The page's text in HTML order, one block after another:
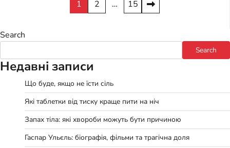
1 2 … 15
Search
Search
Недавні записи
Що буде, якщо не їсти сіль
Які таблетки від тиску краще пити на ніч
Запах тіла: які хвороби можуть бути причиною
Гаспар Ульєль: біографія, фільми та трагічна доля